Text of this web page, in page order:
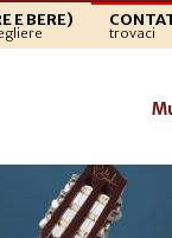
E BERE)
trovaci